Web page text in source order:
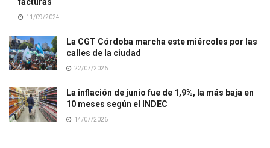
11/09/2024
La CGT Córdoba marcha este miércoles por las
calles de la ciudad
22/07/2026
La inflación de junio fue de 1,9%, la más baja en
10 meses según el INDEC
14/07/2026